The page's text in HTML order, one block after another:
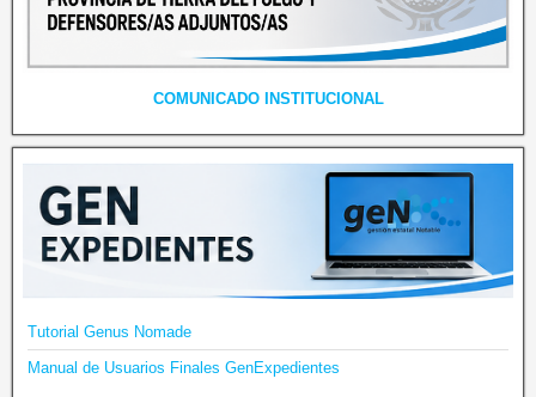
COMUNICADO INSTITUCIONAL
Tutorial Genus Nomade
Manual de Usuarios Finales GenExpedientes